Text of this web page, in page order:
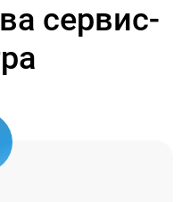
сервис-